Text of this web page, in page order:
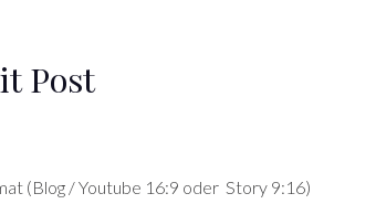
Post
(Blog / Youtube 16:9 oder Story 9:16)